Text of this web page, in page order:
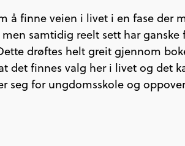
å finne veien i livet i en fase der
samtidig reelt sett har ganske
drøftes helt greit gjennom
det finnes valg her i livet og det
seg for ungdomsskole og